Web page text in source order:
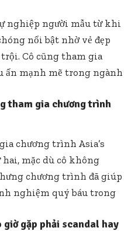
nghiệp người mẫu từ khi
nổi bật nhờ vẻ đẹp
Cô cũng tham gia
ấn mạnh mẽ trong ngành
tham gia chương trình
chương trình Asia’s
mặc dù cô không
chương trình đã giúp
nghiệm quý báu trong
giờ gặp phải scandal hay